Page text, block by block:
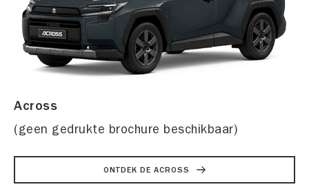
Across
(geen gedrukte brochure beschikbaar)
ONTDEK DE ACROSS